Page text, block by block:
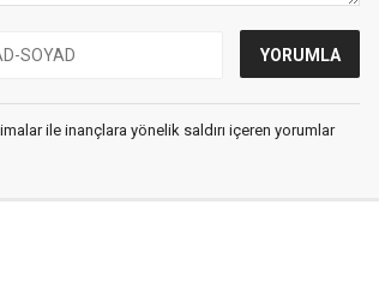
ile inançlara yönelik saldırı içeren yorumlar